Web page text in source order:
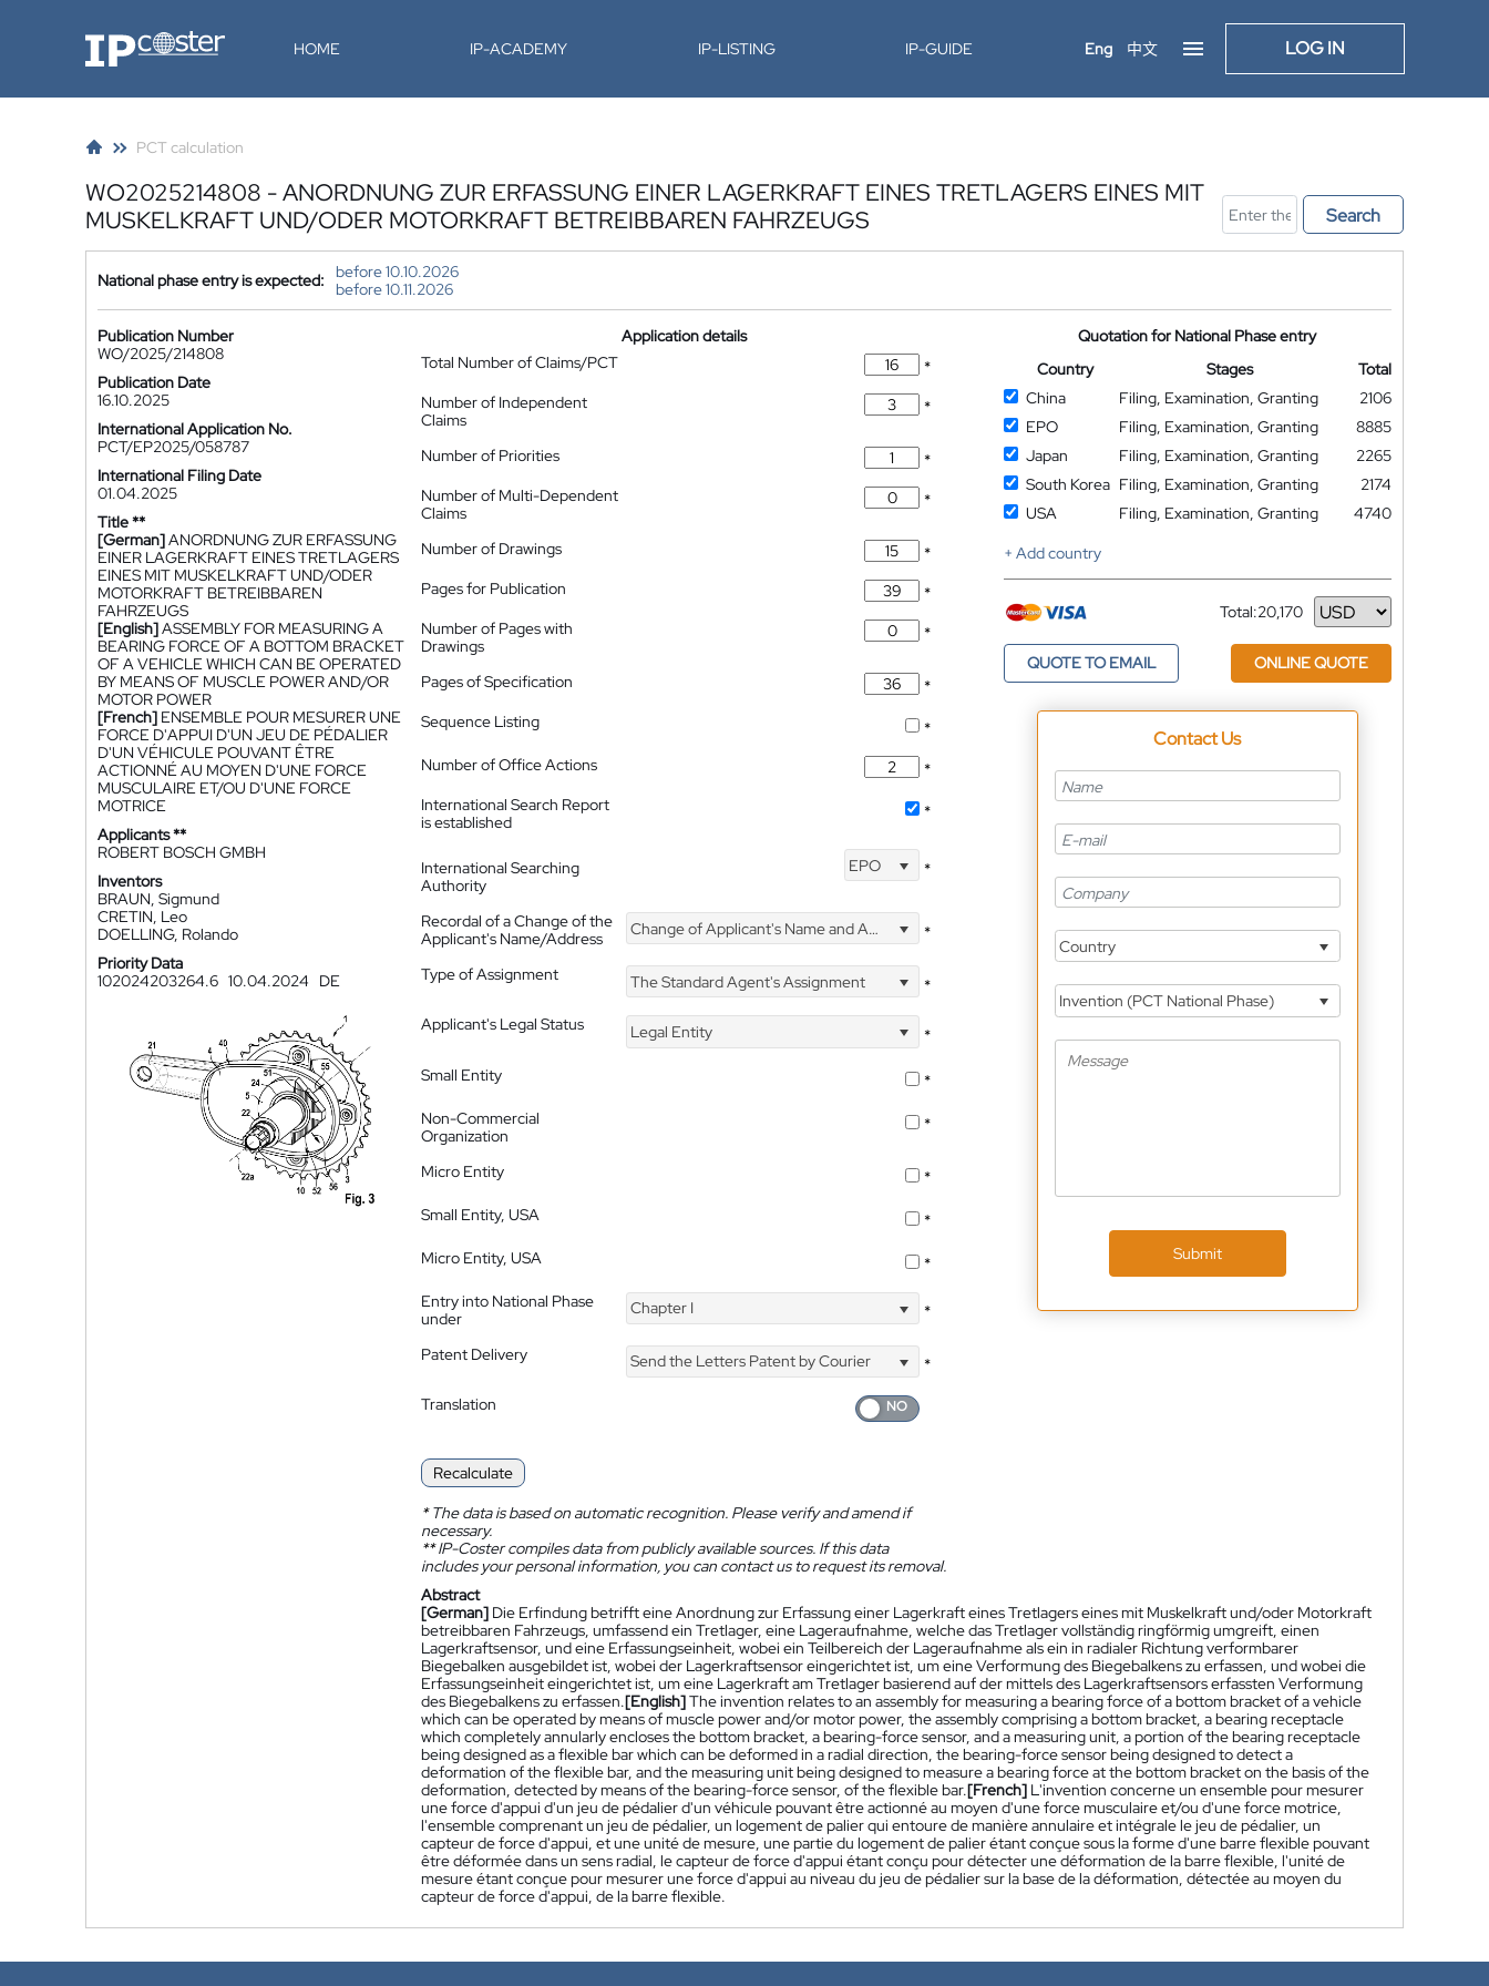
IP-Coster HOME IP-ACADEMY IP-LISTING IP-GUIDE Eng 中文 LOG IN
PCT calculation
WO2025214808 - ANORDNUNG ZUR ERFASSUNG EINER LAGERKRAFT EINES TRETLAGERS EINES MIT
MUSKELKRAFT UND/ODER MOTORKRAFT BETREIBBAREN FAHRZEUGS
Search
National phase entry is expected:
before 10.10.2026
before 10.11.2026
Publication Number
WO/2025/214808
Publication Date
16.10.2025
International Application No.
PCT/EP2025/058787
International Filing Date
01.04.2025
Title **
[German]ANORDNUNG ZUR ERFASSUNG
EINER LAGERKRAFT EINES TRETLAGERS
EINES MIT MUSKELKRAFT UND/ODER
MOTORKRAFT BETREIBBAREN
FAHRZEUGS
[English]ASSEMBLY FOR MEASURING A
BEARING FORCE OF A BOTTOM BRACKET
OF A VEHICLE WHICH CAN BE OPERATED
BY MEANS OF MUSCLE POWER AND/OR
MOTOR POWER
[French] ENSEMBLE POUR MESURER UNE
FORCE D'APPUI D'UN JEU DE PÉDALIER
D'UN VÉHICULE POUVANT ÊTRE
ACTIONNÉ AU MOYEN D'UNE FORCE
MUSCULAIRE ET/OU D'UNE FORCE
MOTRICE
Applicants **
ROBERT BOSCH GMBH
Inventors
BRAUN, Sigmund
CRETIN, Leo
DOELLING, Rolando
Priority Data
102024203264.6 10.04.2024 DE
Application details
Total Number of Claims/PCT
*
Number of Independent
Claims
*
Number of Priorities
*
Number of Multi-Dependent
Claims
*
Number of Drawings
*
Pages for Publication
*
Number of Pages with
Drawings
*
Pages of Specification
*
Sequence Listing
*
Number of Office Actions
*
International Search Report
is established
*
International Searching
Authority
EPO *
Recordal of a Change of the
Applicant's Name/Address
Change of Applicant's Name and Address *
Type of Assignment The Standard Agent's Assignment
*
Applicant's Legal Status
Legal Entity
*
Small Entity
*
Non-Commercial
Organization
*
Micro Entity
*
Small Entity, USA
*
Micro Entity, USA
*
Entry into National Phase
under
Chapter I *
Patent Delivery Send the Letters Patent by Courier
*
Translation
Recalculate
*The data is based on automatic recognition. Please verify and amend if
necessary.
**IP-Coster compiles data from publicly available sources. If this data
includes your personal information, you can contact us to request its removal.
Quotation for National Phase entry
Country
Stages
Total
China
Filing, Examination, Granting
2106
EPO
Filing, Examination, Granting
8885
Japan
Filing, Examination, Granting
2265
South Korea Filing, Examination, Granting
2174
USA
Filing, Examination, Granting
4740
+ Add country
Total:20,170
Currency
QUOTE TO EMAIL ONLINE QUOTE
Contact Us
Country
Invention (PCT National Phase)
Submit
Abstract
[German] Die Erfindung betrifft eine Anordnung zur Erfassung einer Lagerkraft eines Tretlagers eines mit Muskelkraft und/oder Motorkraft
betreibbaren Fahrzeugs, umfassend ein Tretlager, eine Lageraufnahme, welche das Tretlager vollständig ringförmig umgreift, einen
Lagerkraftsensor, und eine Erfassungseinheit, wobei ein Teilbereich der Lageraufnahme als ein in radialer Richtung verformbarer
Biegebalken ausgebildet ist, wobei der Lagerkraftsensor eingerichtet ist, um eine Verformung des Biegebalkens zu erfassen, und wobei die
Erfassungseinheit eingerichtet ist, um eine Lagerkraft am Tretlager basierend auf der mittels des Lagerkraftsensors erfassten Verformung
des Biegebalkens zu erfassen.[English]The invention relates to an assembly for measuring a bearing force of a bottom bracket of a vehicle
which can be operated by means of muscle power and/or motor power, the assembly comprising a bottom bracket, a bearing receptacle
which completely annularly encloses the bottom bracket, a bearing-force sensor, and a measuring unit, a portion of the bearing receptacle
being designed as a flexible bar which can be deformed in a radial direction, the bearing-force sensor being designed to detect a
deformation of the flexible bar, and the measuring unit being designed to measure a bearing force at the bottom bracket on the basis of the
deformation, detected by means of the bearing-force sensor, of the flexible bar.[French] L'invention concerne un ensemble pour mesurer
une force d'appui d'un jeu de pédalier d'un véhicule pouvant être actionné au moyen d'une force musculaire et/ou d'une force motrice,
l'ensemble comprenant un jeu de pédalier, un logement de palier qui entoure de manière annulaire et intégrale le jeu de pédalier, un
capteur de force d'appui, et une unité de mesure, une partie du logement de palier étant conçue sous la forme d'une barre flexible pouvant
être déformée dans un sens radial, le capteur de force d'appui étant conçu pour détecter une déformation de la barre flexible, l'unité de
mesure étant conçue pour mesurer une force d'appui au niveau du jeu de pédalier sur la base de la déformation, détectée au moyen du
capteur de force d'appui, de la barre flexible.